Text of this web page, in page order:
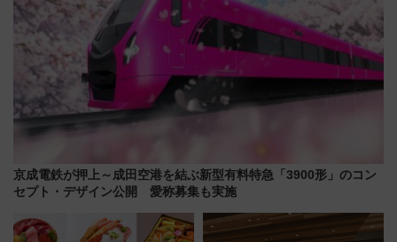
京成電鉄が押上～成田空港を結ぶ新型有料特急「3900形」のコン
セプト・デザイン公開 愛称募集も実施